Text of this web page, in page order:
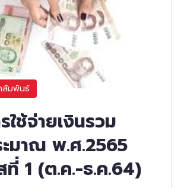
สัมพันธ์
ใช้จ่ายเงินรวม
มาณ พ.ศ.2565
ที่ 1 (ต.ค.-ธ.ค.64)